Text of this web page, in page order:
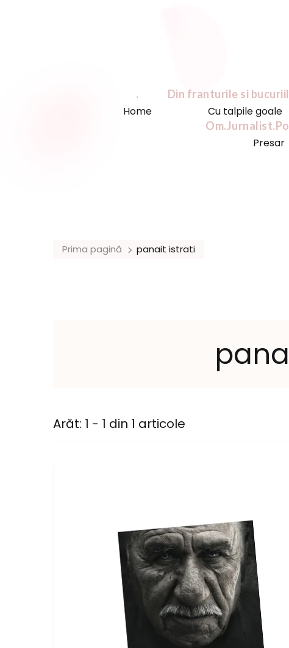
.
Home
Din franturile si
Cu talpile goale
Presar
Prima pagină panait istrati
Arăt: 1 - 1 din 1 articole